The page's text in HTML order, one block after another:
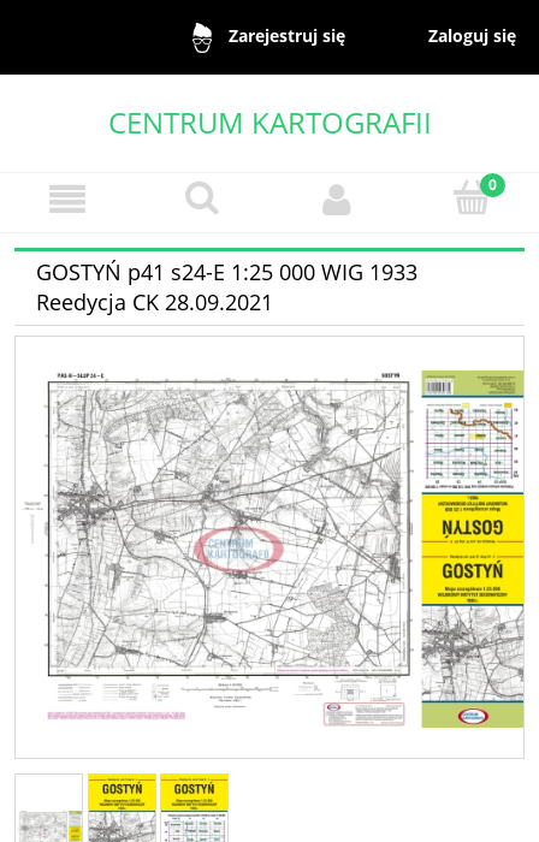
Zarejestruj się Zaloguj się
CENTRUM KARTOGRAFII
GOSTYŃ p41 s24-E 1:25 000 WIG 1933
Reedycja CK 28.09.2021